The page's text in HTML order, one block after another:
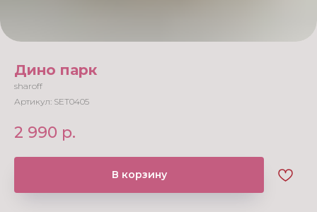
Дино парк
sharoff
Артикул: SET0405
2 990 р.
В корзину